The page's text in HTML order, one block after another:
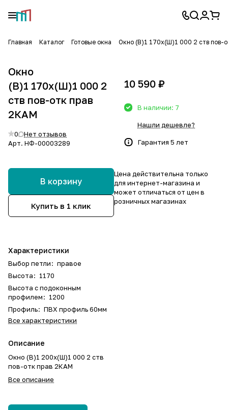
Главная Каталог Готовые окна Окно (В)1 170х(Ш)1 000 2 ств пов-
Окно
(В)1 170х(Ш)1 000 2
ств пов-отк прав
2КАМ
0
Нет отзывов
Арт. НФ-00003289
В корзину
Купить в 1 клик
Характеристики
Выбор петли: правое
Высота: 1170
Высота с подоконным
профилем: 1200
Профиль: ПВХ профиль 60мм
Все характеристики
Описание
Окно (В)1 200х(Ш)1 000 2 ств
пов-отк прав 2КАМ
Все описание
10 590 ₽
В наличии: 7
Нашли дешевле?
Гарантия 5 лет
Цена действительна только
для интернет-магазина и
может отличаться от цен в
розничных магазинах